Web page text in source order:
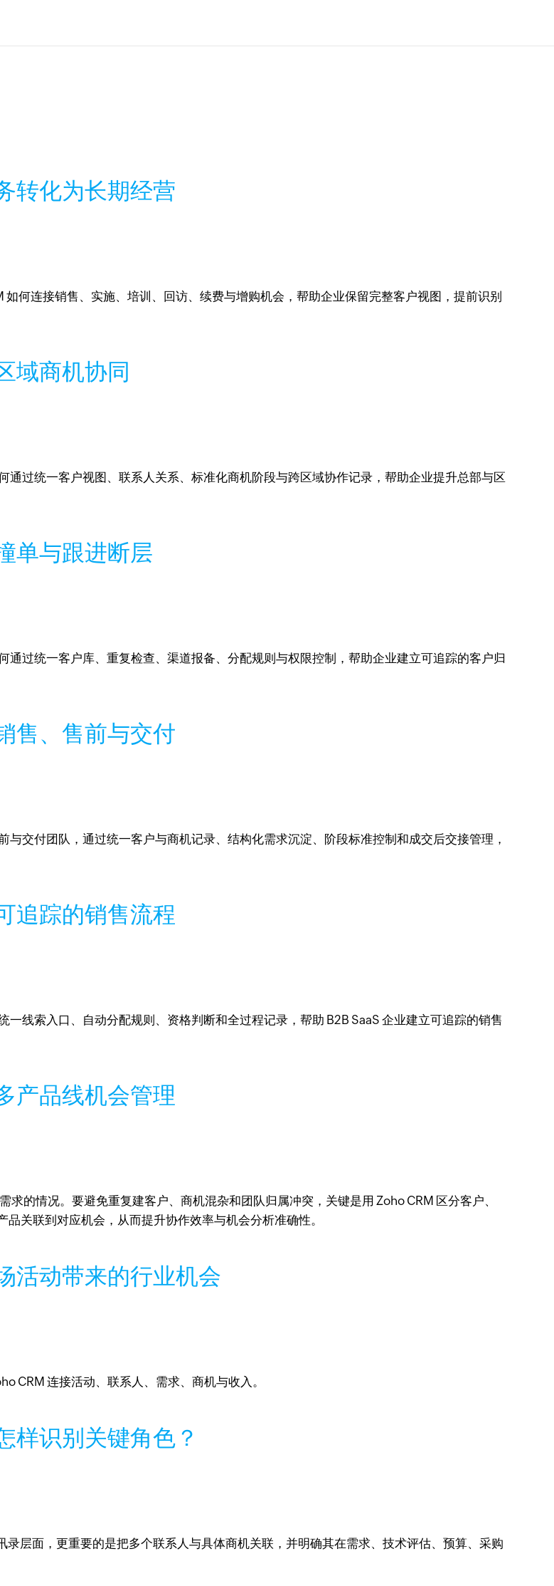
转化为长期经营
何连接销售、实施、培训、回访、续费与增购机会，帮助企业保留完整客户视图，提前识别
域商机协同
通过统一客户视图、联系人关系、标准化商机阶段与跨区域协作记录，帮助企业提升总部与区
单与跟进断层
通过统一客户库、重复检查、渠道报备、分配规则与权限控制，帮助企业建立可追踪的客户归
售、售前与交付
交付团队，通过统一客户与商机记录、结构化需求沉淀、阶段标准控制和成交后交接管理，
追踪的销售流程
线索入口、自动分配规则、资格判断和全过程记录，帮助 B2B SaaS 企业建立可追踪的销售
产品线机会管理
的情况。要避免重复建客户、商机混杂和团队归属冲突，关键是用 Zoho CRM 区分客户、
关联到对应机会，从而提升协作效率与机会分析准确性。
活动带来的行业机会
CRM 连接活动、联系人、需求、商机与收入。
样识别关键角色？
层面，更重要的是把多个联系人与具体商机关联，并明确其在需求、技术评估、预算、采购